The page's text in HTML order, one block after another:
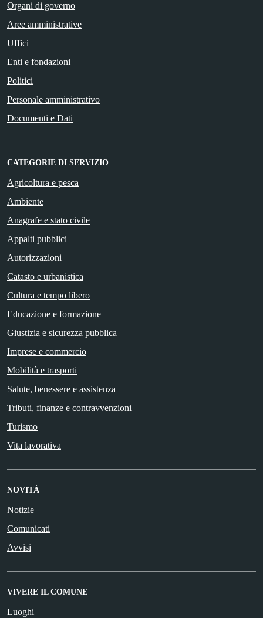
Organi di governo
Aree amministrative
Uffici
Enti e fondazioni
Politici
Personale amministrativo
Documenti e Dati
CATEGORIE DI SERVIZIO
Agricoltura e pesca
Ambiente
Anagrafe e stato civile
Appalti pubblici
Autorizzazioni
Catasto e urbanistica
Cultura e tempo libero
Educazione e formazione
Giustizia e sicurezza pubblica
Imprese e commercio
Mobilità e trasporti
Salute, benessere e assistenza
Tributi, finanze e contravvenzioni
Turismo
Vita lavorativa
NOVITÀ
Notizie
Comunicati
Avvisi
VIVERE IL COMUNE
Luoghi